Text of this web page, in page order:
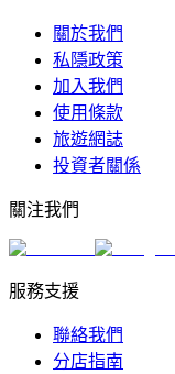
關於我們
私隱政策
加入我們
使用條款
旅遊網誌
投資者關係
關注我們
服務支援
聯絡我們
分店指南